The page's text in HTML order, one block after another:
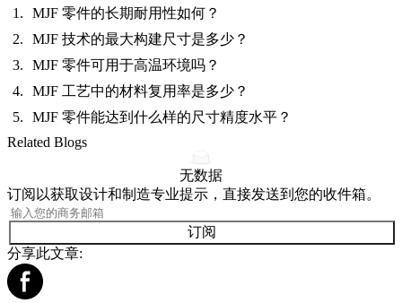
MJF 零件的长期耐用性如何？
MJF 技术的最大构建尺寸是多少？
MJF 零件可用于高温环境吗？
MJF 工艺中的材料复用率是多少？
MJF 零件能达到什么样的尺寸精度水平？
Related Blogs
无数据
订阅以获取设计和制造专业提示，直接发送到您的收件箱。
订阅
分享此文章: